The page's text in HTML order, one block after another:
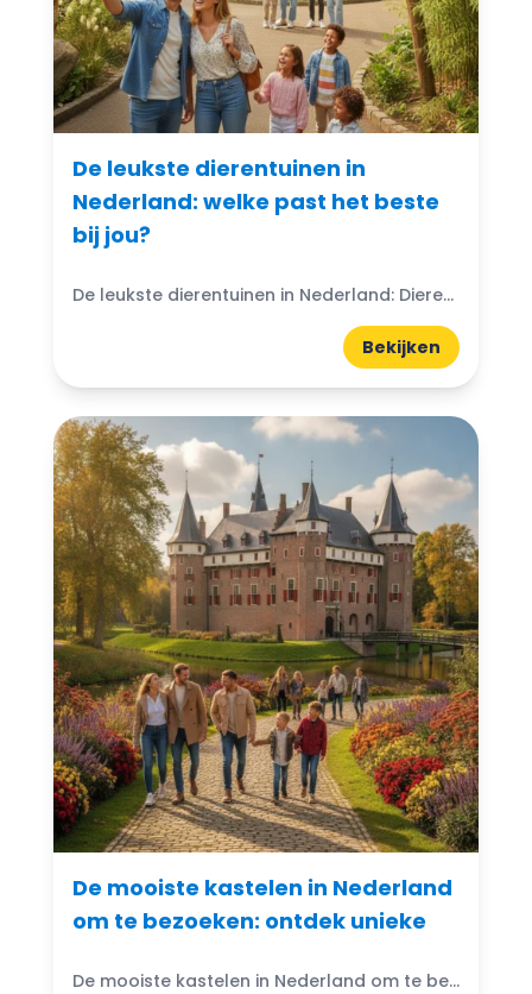
De leukste dierentuinen in
Nederland: welke past het beste
bij jou?
De leukste dierentuinen in Nederland: Dierentuinen in Nederland zijn echte trekpleisters voor jong en oud. Ze bieden niet alleen de kans om exotische dieren van dichtbij te zien, maar ook...
Bekijken
De mooiste kastelen in Nederland
om te bezoeken: ontdek unieke
De mooiste kastelen in Nederland om te bezoeken: Denk je ooit aan de magische wereld van kastelen? Nederland heeft prachtige kastelen die wachten om ontdekt te worden. Van imposante torens...